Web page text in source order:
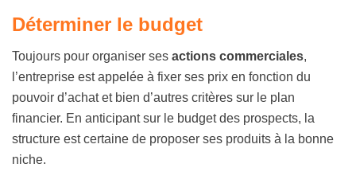
Déterminer le budget
Toujours pour organiser ses actions commerciales,
l’entreprise est appelée à fixer ses prix en fonction du
pouvoir d’achat et bien d’autres critères sur le plan
financier. En anticipant sur le budget des prospects, la
structure est certaine de proposer ses produits à la bonne
niche.